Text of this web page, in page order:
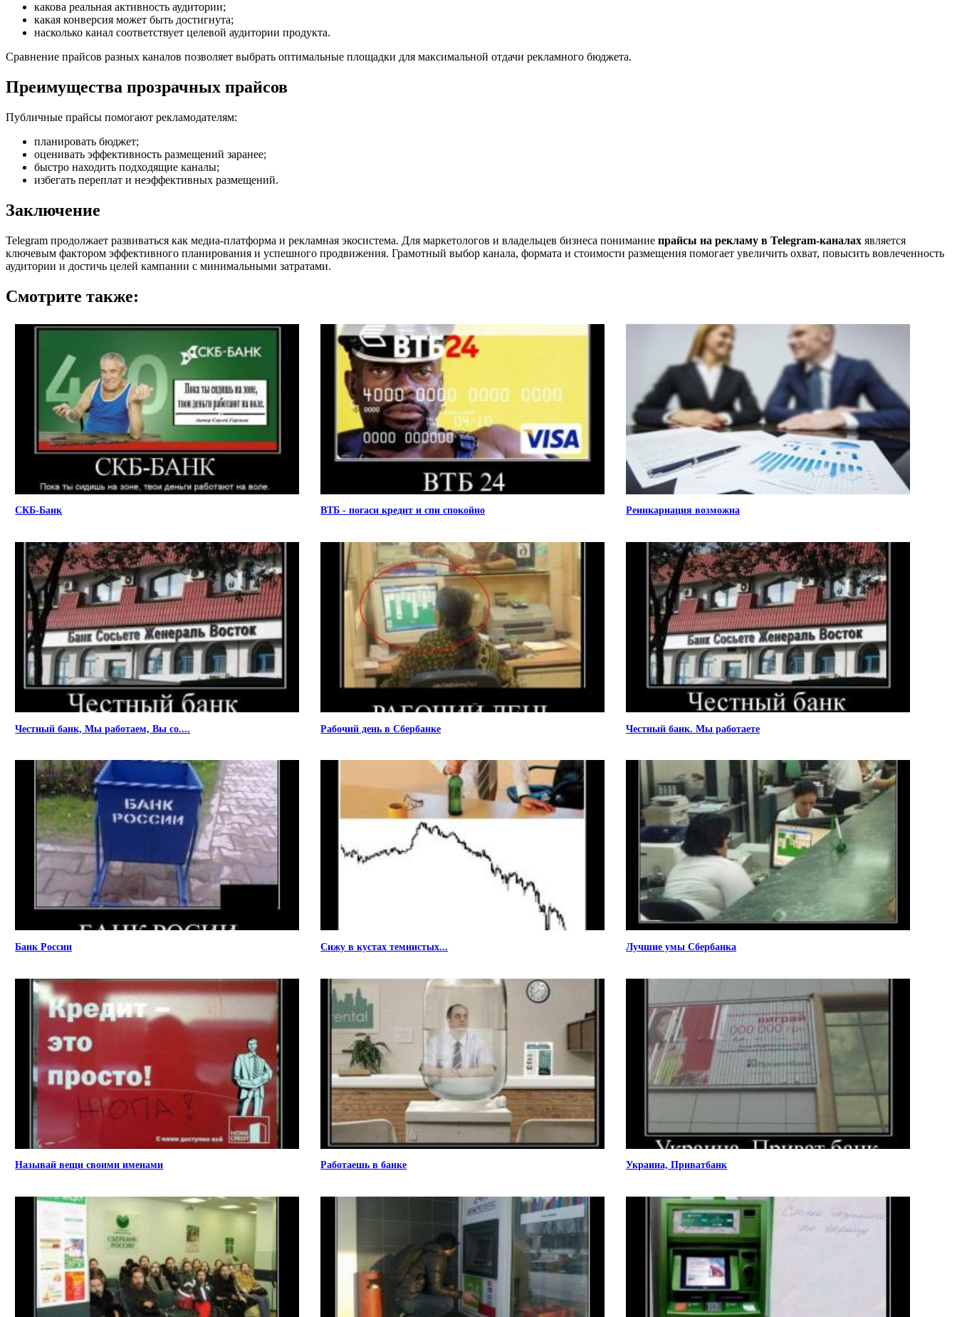
какова реальная активность аудитории;
какая конверсия может быть достигнута;
насколько канал соответствует целевой аудитории продукта.
Сравнение прайсов разных каналов позволяет выбрать оптимальные площадки для максимальной отдачи рекламного бюджета.
Преимущества прозрачных прайсов
Публичные прайсы помогают рекламодателям:
планировать бюджет;
оценивать эффективность размещений заранее;
быстро находить подходящие каналы;
избегать переплат и неэффективных размещений.
Заключение
Telegram продолжает развиваться как медиа-платформа и рекламная экосистема. Для маркетологов и владельцев бизнеса понимание прайсы на рекламу в Telegram-каналах является
ключевым фактором эффективного планирования и успешного продвижения. Грамотный выбор канала, формата и стоимости размещения помогает увеличить охват, повысить вовлеченность
аудитории и достичь целей кампании с минимальными затратами.
Смотрите также:
СКБ-Банк ВТБ - погаси кредит и спи спокойно Реинкарнация возможна
Честный банк, Мы работаем, Вы со.... Рабочий день в Сбербанке Честный банк. Мы работаете
Банк России Сижу в кустах темнистых... Лучшие умы Сбербанка
Называй вещи своими именами Работаешь в банке Украина, Приватбанк